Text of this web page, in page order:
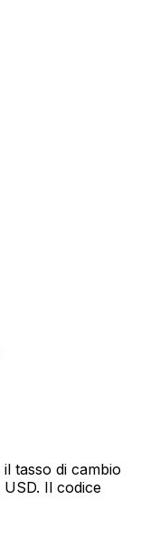
tasso di cambio
Il codice